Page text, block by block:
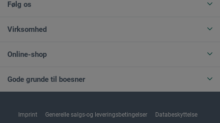
Følg os
Virksomhed
Online-shop
Gode grunde til boesner
Imprint Generelle salgs-og leveringsbetingelser Databeskyttelse